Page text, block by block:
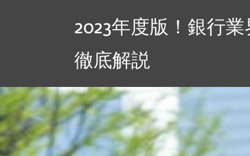
へ
ス
キ
ッ
2023年度版！銀行
徹底解説